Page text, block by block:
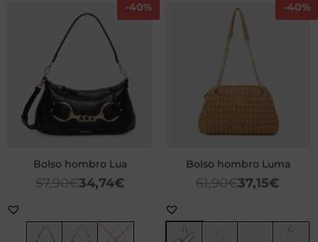
-40%
Bolso hombro Lua
57,90€34,74€
-40%
Bolso hombro Luma
61,90€37,15€